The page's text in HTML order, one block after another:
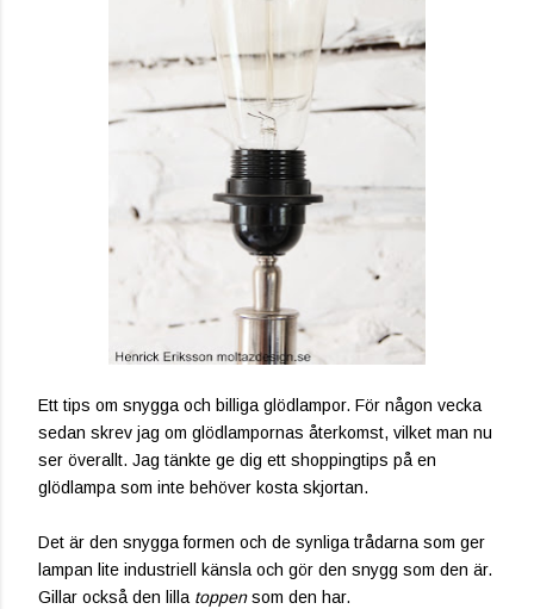
Ett tips om snygga och billiga glödlampor. För någon vecka
sedan skrev jag om glödlampornas återkomst, vilket man nu
ser överallt. Jag tänkte ge dig ett shoppingtips på en
glödlampa som inte behöver kosta skjortan.
Det är den snygga formen och de synliga trådarna som ger
lampan lite industriell känsla och gör den snygg som den är.
Gillar också den lillatoppensom den har.